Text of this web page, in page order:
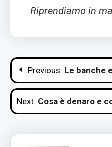
Riprendiamo in
Navigazione
articoli
Previous: Le banche
Next: Cosa è denaro e